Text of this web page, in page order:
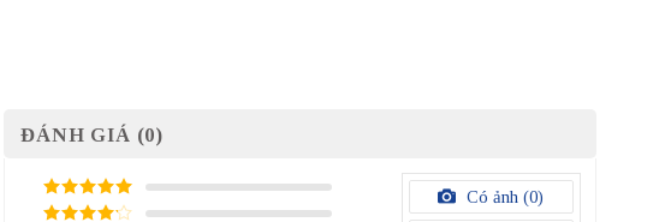
ĐÁNH GIÁ (0)
5/ 5 điểm
Có ảnh (0)